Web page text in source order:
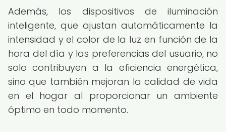
Además, los dispositivos de iluminación
inteligente, que ajustan automáticamente la
intensidad y el color de la luz en función de la
hora del día y las preferencias del usuario, no
solo contribuyen a la eficiencia energética,
sino que también mejoran la calidad de vida
en el hogar al proporcionar un ambiente
óptimo en todo momento.